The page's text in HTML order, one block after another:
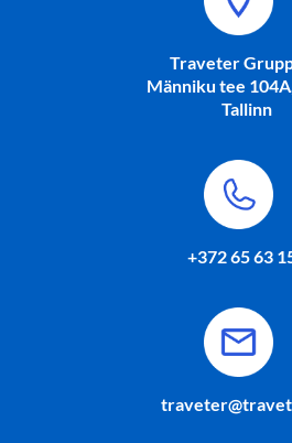
Traveter
Männiku tee
Tallinn
+372 65 63